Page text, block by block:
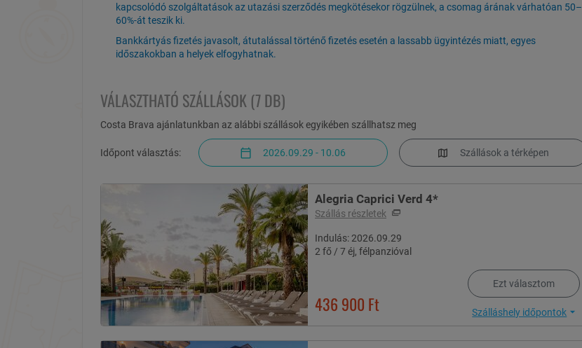
kapcsolódó szolgáltatások az utazási szerződés megkötésekor rögzülnek, a csomag árának várhatóan 50–
60%-át teszik ki.
Bankkártyás fizetés javasolt, átutalással történő fizetés esetén a lassabb ügyintézés miatt, egyes
időszakokban a helyek elfogyhatnak.
VÁLASZTHATÓ SZÁLLÁSOK (7 DB)
Costa Brava ajánlatunkban az alábbi szállások egyikében szállhatsz meg
Időpont választás: 2026.09.29 - 10.06 Szállások a térképen
Alegria Caprici Verd 4*
Szállás részletek
Indulás: 2026.09.29
2 fő / 7 éj, félpanzióval
436 900 Ft
Ezt választom
Szálláshely időpontok